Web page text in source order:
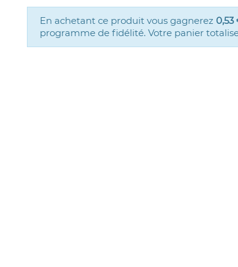
En achetant ce produit vous gagnerez 0,53
programme de fidélité. Votre panier